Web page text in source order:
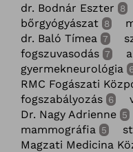
dr. Bodnár Eszter 8
bőrgyógyászat 8
dr. Baló Tímea 7
fogszuvasodás 7
gyermekneurológia
RMC Fogászati
fogszabályozás 6
Dr. Nagy Adrienne 5
mammográfia 5
Magzati Medicina